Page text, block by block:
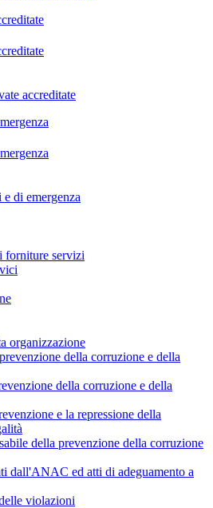
accreditate
di emergenza
forniture servizi
organizzazione
della corruzione e della
della corruzione e della
e la repressione della
della prevenzione della corruzione
dall'ANAC ed atti di adeguamento a
violazioni